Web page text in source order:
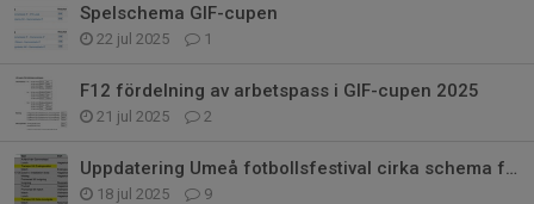
Spelschema GIF-cupen
22 jul 2025 1
F12 fördelning av arbetspass i GIF-cupen 2025
21 jul 2025 2
Uppdatering Umeå fotbollsfestival cirka schema för torsdag och fredag
18 jul 2025 9